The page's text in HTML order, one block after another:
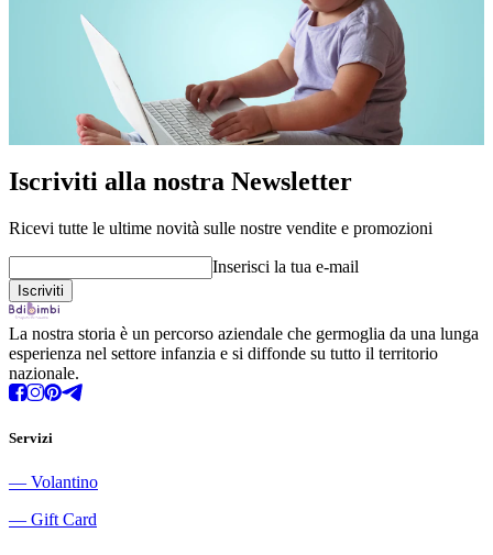
Iscriviti alla nostra Newsletter
Ricevi tutte le ultime novità sulle nostre vendite e promozioni
Inserisci la tua e-mail
La nostra storia è un percorso aziendale che germoglia da una lunga
esperienza nel settore infanzia e si diffonde su tutto il territorio
nazionale.
Servizi
― Volantino
― Gift Card